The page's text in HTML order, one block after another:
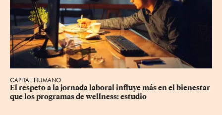
CAPITAL HUMANO
El respeto a la jornada laboral influye más en el bienestar
que los programas de wellness: estudio